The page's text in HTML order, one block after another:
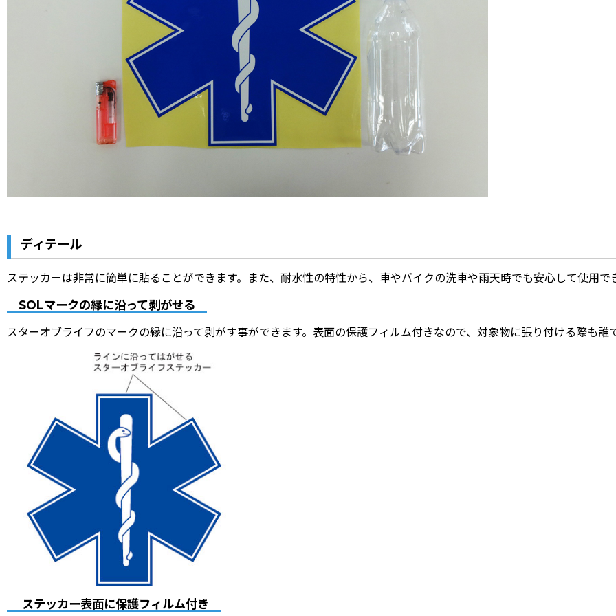
ディテール
ステッカーは非常に簡単に貼ることができます。また、耐水性の特性から、車やバイクの洗車や雨天時でも安心して使用で
SOLマークの縁に沿って剥がせる
スターオブライフのマークの縁に沿って剥がす事ができます。表面の保護フィルム付きなので、対象物に張り付ける際も誰
ステッカー表面に保護フィルム付き